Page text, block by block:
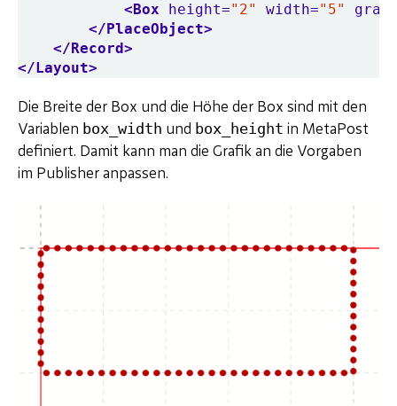
<Box
height="2" width="5"
</PlaceObject>
</Record>
</Layout>
Die Breite der Box und die Höhe der Box sind mit den
Variablen box_width und box_height in MetaPost
definiert. Damit kann man die Grafik an die Vorgaben
im Publisher anpassen.